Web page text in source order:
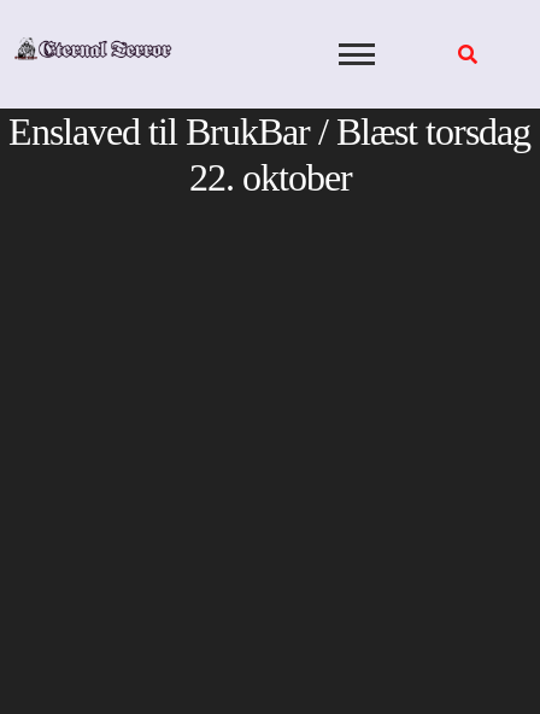
Enslaved til BrukBar / Blæst torsdag
22. oktober